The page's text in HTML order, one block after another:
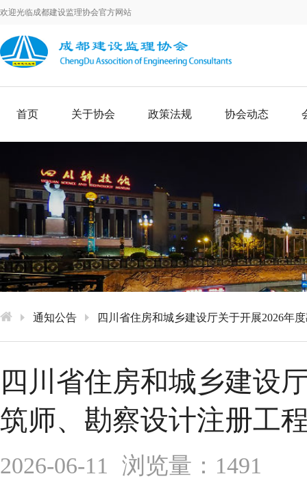
欢迎光临成都建设监理协会官方网站
首页 关于协会 政策法规 协会动态
通知公告 四川省住房和城乡建设厅关于开展2026年
四川省住房和城乡建设
筑师、勘察设计注册工
2026-06-11 浏览量：1491